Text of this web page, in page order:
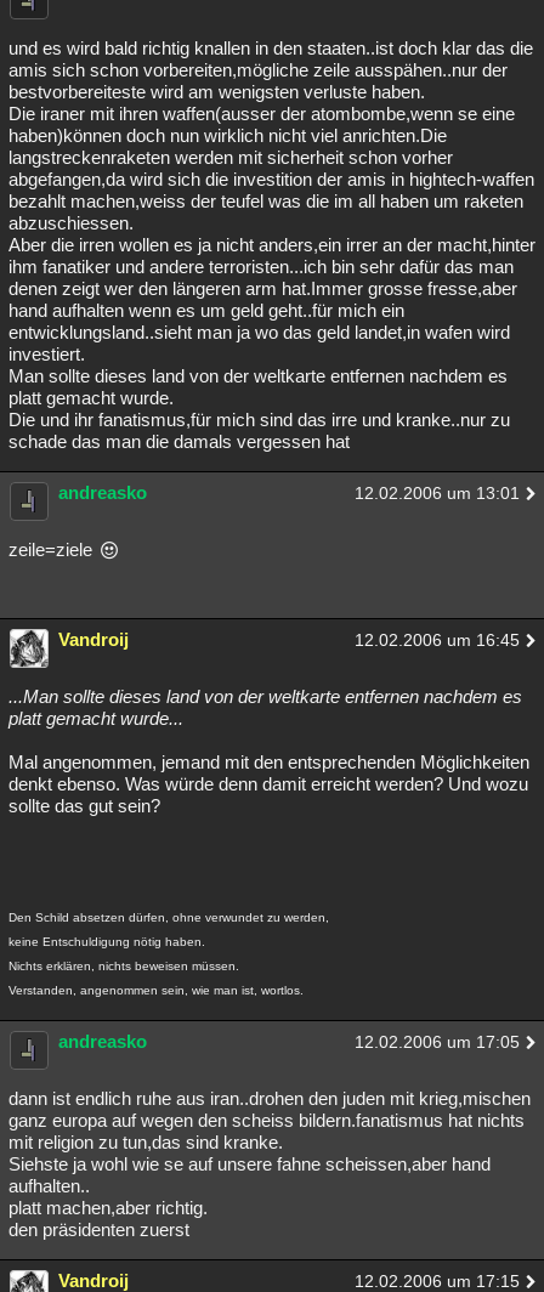
und es wird bald richtig knallen in den staaten..ist doch klar das die
amis sich schon vorbereiten,mögliche zeile ausspähen..nur der
bestvorbereiteste wird am wenigsten verluste haben.
Die iraner mit ihren waffen(ausser der atombombe,wenn se eine
haben)können doch nun wirklich nicht viel anrichten.Die
langstreckenraketen werden mit sicherheit schon vorher
abgefangen,da wird sich die investition der amis in hightech-waffen
bezahlt machen,weiss der teufel was die im all haben um raketen
abzuschiessen.
Aber die irren wollen es ja nicht anders,ein irrer an der macht,hinter
ihm fanatiker und andere terroristen...ich bin sehr dafür das man
denen zeigt wer den längeren arm hat.Immer grosse fresse,aber
hand aufhalten wenn es um geld geht..für mich ein
entwicklungsland..sieht man ja wo das geld landet,in wafen wird
investiert.
Man sollte dieses land von der weltkarte entfernen nachdem es
platt gemacht wurde.
Die und ihr fanatismus,für mich sind das irre und kranke..nur zu
schade das man die damals vergessen hat
andreasko 12.02.2006 um 13:01
zeile=ziele
Vandroij 12.02.2006 um 16:45
...Man sollte dieses land von der weltkarte entfernen nachdem es
platt gemacht wurde...
Mal angenommen, jemand mit den entsprechenden Möglichkeiten
denkt ebenso. Was würde denn damit erreicht werden? Und wozu
sollte das gut sein?
Den Schild absetzen dürfen, ohne verwundet zu werden,
keine Entschuldigung nötig haben.
Nichts erklären, nichts beweisen müssen.
Verstanden, angenommen sein, wie man ist, wortlos.
andreasko 12.02.2006 um 17:05
dann ist endlich ruhe aus iran..drohen den juden mit krieg,mischen
ganz europa auf wegen den scheiss bildern.fanatismus hat nichts
mit religion zu tun,das sind kranke.
Siehste ja wohl wie se auf unsere fahne scheissen,aber hand
aufhalten..
platt machen,aber richtig.
den präsidenten zuerst
Vandroij 12.02.2006 um 17:15